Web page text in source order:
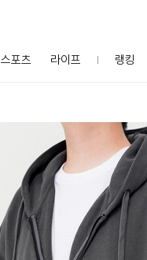
스포츠 라이프 랭킹